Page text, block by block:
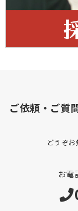
ご依頼・ご質
どうぞお
お電